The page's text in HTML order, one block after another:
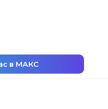
в МАКС